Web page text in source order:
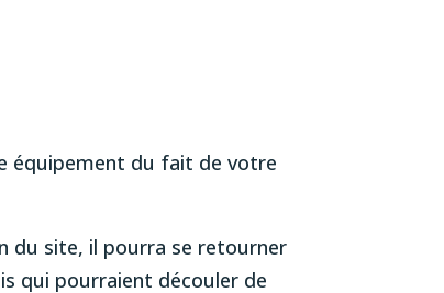
équipement du fait de votre
du site, il pourra se retourner
qui pourraient découler de